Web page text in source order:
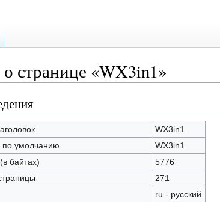
странице «WX3in1»
WX3in1
по умолчанию
WX3in1
байтах)
5776
271
ru - русский